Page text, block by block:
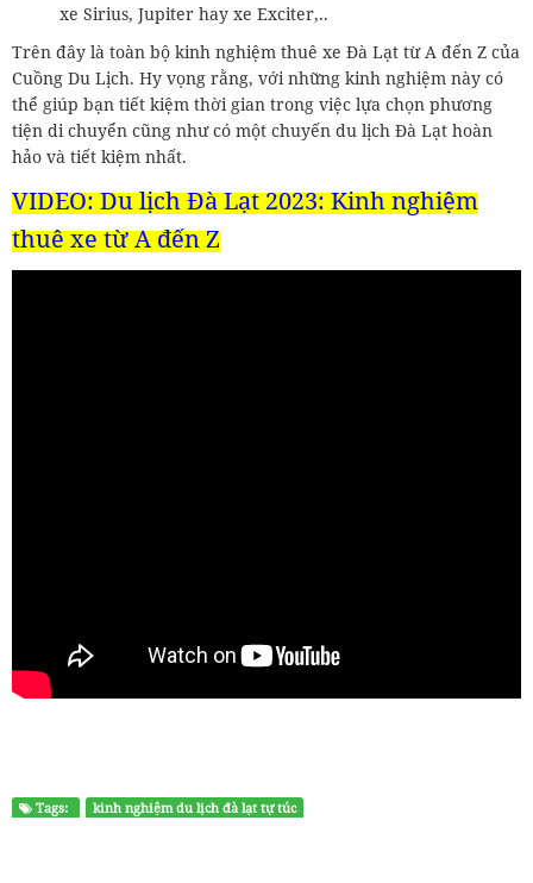
xe Sirius, Jupiter hay xe Exciter,..
Trên đây là toàn bộ kinh nghiệm thuê xe Đà Lạt từ A đến Z của
Cuồng Du Lịch. Hy vọng rằng, với những kinh nghiệm này có
thể giúp bạn tiết kiệm thời gian trong việc lựa chọn phương
tiện di chuyển cũng như có một chuyến du lịch Đà Lạt hoàn
hảo và tiết kiệm nhất.
VIDEO:Du lịch Đà Lạt 2023: Kinh nghiệm
thuê xe từ A đến Z
Tags: kinh nghiệm du lịch đà lạt tự túc